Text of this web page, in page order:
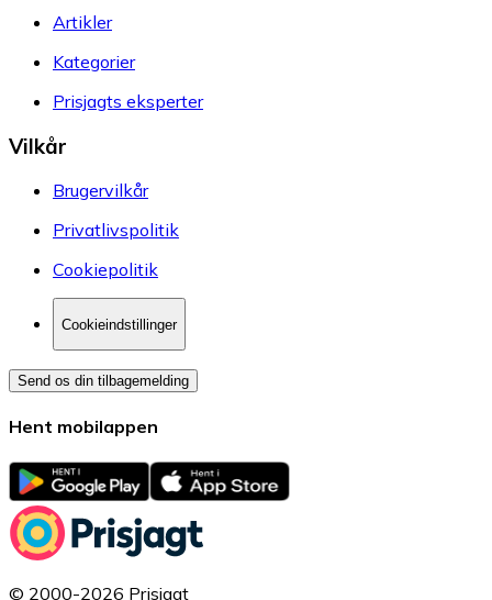
Artikler
Kategorier
Prisjagts eksperter
Vilkår
Brugervilkår
Privatlivspolitik
Cookiepolitik
Cookieindstillinger
Send os din tilbagemelding
Hent mobilappen
© 2000-2026 Prisjagt